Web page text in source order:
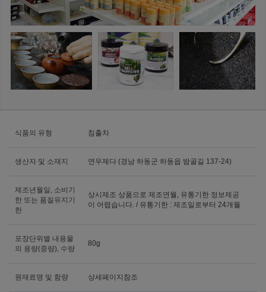
식품의 유형 침출차
생산자 및 소재지 연우제다 (경남 하동군 하동읍 밤골길 137-24)
제조년월일, 소비기
한 또는 품질유지기
한
상시제조 상품으로 제조연월, 유통기한 정보제공
이 어렵습니다. / 유통기한 : 제조일로부터 24개월
포장단위별 내용물
의 용량(중량), 수량
80g
원재료명 및 함량 상세페이지참조